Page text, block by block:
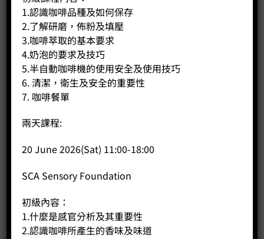
10 種可調節的研磨機設置
15 巴泵壓力
1.5升水箱
300g豆容器容量
技術、重量和尺寸
安裝：獨立式
類型：自動豆杯
主要顏色：灰色
容量：1.5升
控制類型：按鈕
顯示類型：全彩色
表面處理：灰色和黑色
燃料類型：電動
控制位置：前置
水泵壓力：15 BAR
過濾器類型：濾水器
咖啡類型：豆到杯
1.認識咖啡品種及如何保存
2.了解研磨，佈粉及填壓
3.咖啡萃取的基本要求
4.奶泡的要求及技巧
5.半自動咖啡機的使用安全及使用技巧
6. 清潔，衛生及安全的重要性
7. 咖啡餐單
兩天課程:
20 June 2026(Sat) 11:00-18:00
SCA Sensory Foundation
初級內容：
1.什麼是感官分析及其重要性
2.認識咖啡所產生的香味及味道